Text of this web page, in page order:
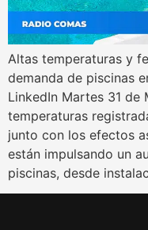
Altas temperaturas y
demanda de piscinas
LinkedIn Martes 31 de
temperaturas
junto con los efectos
están impulsando un
piscinas, desde